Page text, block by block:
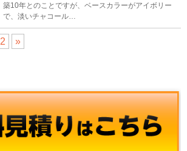
築10年とのことですが、ベースカラーがアイボリー
で、淡いチャコール…
2 »